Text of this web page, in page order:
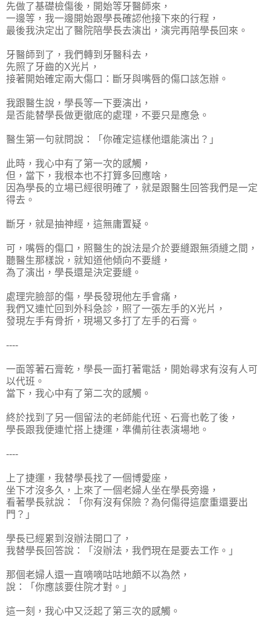
先做了基礎檢傷後，開始等牙醫師來，
一邊等，我一邊開始跟學長確認他接下來的行程，
最後我決定出了醫院陪學長去演出，演完再陪學長回來。
牙醫師到了，我們轉到牙醫科去，
先照了牙齒的X光片，
接著開始確定兩大傷口：斷牙與嘴唇的傷口該怎辦。
我跟醫生說，學長等一下要演出，
是否能替學長做更徹底的處理，不要只是應急。
醫生第一句就問說：「你確定這樣他還能演出？」
此時，我心中有了第一次的感觸，
但，當下，我根本也不打算多回應啥，
因為學長的立場已經很明確了，就是跟醫生回答我們是一定
得去。
斷牙，就是抽神經，這無庸置疑。
可，嘴唇的傷口，照醫生的說法是介於要縫跟無須縫之間，
聽醫生那樣說，就知道他傾向不要縫，
為了演出，學長還是決定要縫。
處理完臉部的傷，學長發現他左手會痛，
我們又連忙回到外科急診，照了一張左手的X光片，
發現左手有骨折，現場又多打了左手的石膏。
----
一面等著石膏乾，學長一面打著電話，開始尋求有沒有人可
以代班。
當下，我心中有了第二次的感觸。
終於找到了另一個留法的老師能代班、石膏也乾了後，
學長跟我便連忙搭上捷運，準備前往表演場地。
----
上了捷運，我替學長找了一個博愛座，
坐下才沒多久，上來了一個老婦人坐在學長旁邊，
看著學長就說：「你有沒有保險？為何傷得這麼重還要出
門？」
學長已經累到沒辦法開口了，
我替學長回答說：「沒辦法，我們現在是要去工作。」
那個老婦人還一直嘀嘀咕咕地頗不以為然，
說：「你應該要住院才對。」
這一刻，我心中又泛起了第三次的感觸。